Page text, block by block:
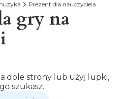
Prezent dla nauczyciela
gry na
dole strony lub użyj lupki,
szukasz.